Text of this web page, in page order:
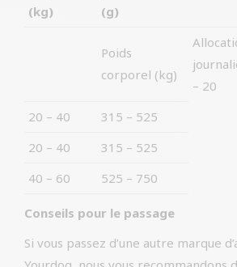
(kg)
(g)
Poids
corporel (kg)
– 20
20 – 40
315 – 525
20 – 40
315 – 525
40 – 60
525 – 750
Conseils pour le passage
Si vous passez d’une autre marque